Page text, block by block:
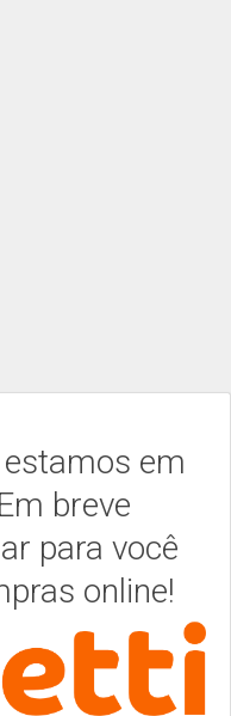
em
breve
para você
online!